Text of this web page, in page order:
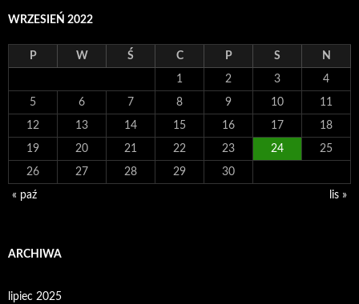
WRZESIEŃ 2022
P W Ś C P S N
1 2 3 4
5 6 7 8 9 10 11
12 13 14 15 16 17 18
19 20 21 22 23 24 25
26 27 28 29 30
« paź lis »
ARCHIWA
lipiec 2025